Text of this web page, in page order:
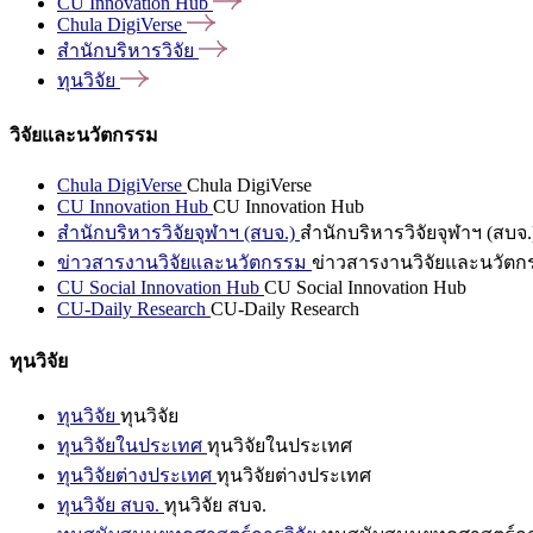
Chula DigiVerse
สำนักบริหารวิจัย
ทุนวิจัย
วิจัยและนวัตกรรม
Chula DigiVerse Chula DigiVerse
CU Innovation Hub CU Innovation Hub
สำนักบริหารวิจัยจุฬาฯ (สบจ.) สำนักบริหารวิจัยจุฬาฯ (สบจ
ข่าวสารงานวิจัยและนวัตกรรม ข่าวสารงานวิจัยและนวัตก
CU Social Innovation Hub CU Social Innovation Hub
CU-Daily Research CU-Daily Research
ทุนวิจัย
ทุนวิจัย ทุนวิจัย
ทุนวิจัยในประเทศ ทุนวิจัยในประเทศ
ทุนวิจัยต่างประเทศ ทุนวิจัยต่างประเทศ
ทุนวิจัย สบจ. ทุนวิจัย สบจ.